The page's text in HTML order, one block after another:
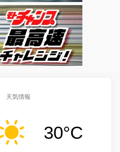
天気情報
30°C